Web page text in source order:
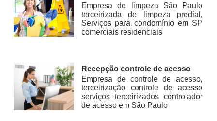
Empresa de limpeza São Paulo
terceirizada de limpeza predial,
Serviços para condomínio em SP
comerciais residenciais
Recepção controle de acesso
Empresa de controle de acesso,
terceirização controle de acesso
serviços terceirizados controlador
de acesso em São Paulo